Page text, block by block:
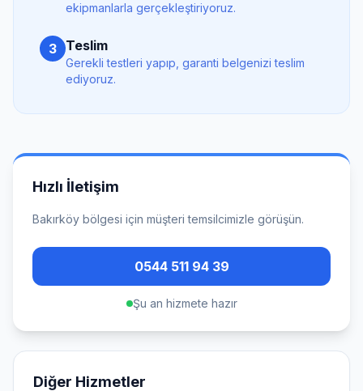
ekipmanlarla gerçekleştiriyoruz.
3 Teslim
Gerekli testleri yapıp, garanti belgenizi teslim
ediyoruz.
Hızlı İletişim
Bakırköy bölgesi için müşteri temsilcimizle görüşün.
0544 511 94 39
Şu an hizmete hazır
Diğer Hizmetler